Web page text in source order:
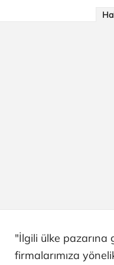
"İlgili ülke
firmalarımıza